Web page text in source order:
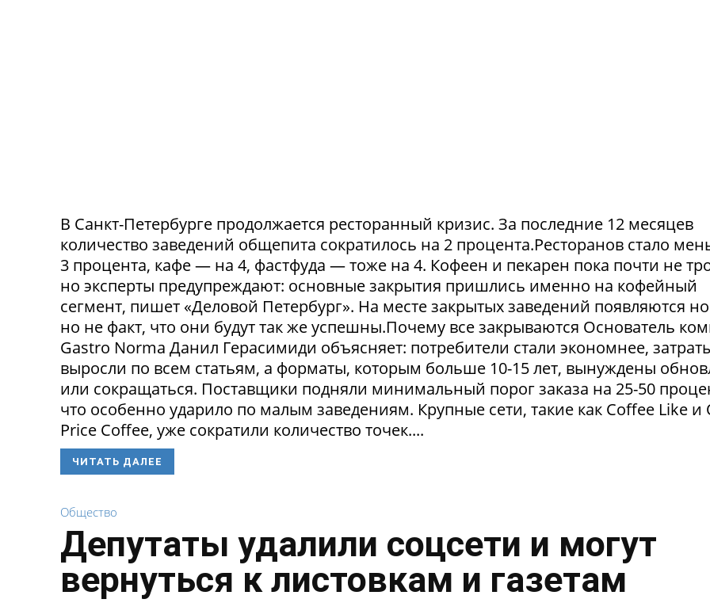
В Санкт-Петербурге продолжается ресторанный кризис. За последние 12 месяцев
количество заведений общепита сократилось на 2 процента.Ресторанов стало
3 процента, кафе — на 4, фастфуда — тоже на 4. Кофеен и пекарен пока почти не
но эксперты предупреждают: основные закрытия пришлись именно на кофейный
сегмент, пишет «Деловой Петербург». На месте закрытых заведений появляются
но не факт, что они будут так же успешны.Почему все закрываются Основатель
Gastro Norma Данил Герасимиди объясняет: потребители стали экономнее,
выросли по всем статьям, а форматы, которым больше 10-15 лет, вынуждены
или сокращаться. Поставщики подняли минимальный порог заказа на 25-50
что особенно ударило по малым заведениям. Крупные сети, такие как Coffee Like и
Price Coffee, уже сократили количество точек....
ЧИТАТЬ ДАЛЕЕ
Общество
Депутаты удалили соцсети и могут
вернуться к листовкам и газетам